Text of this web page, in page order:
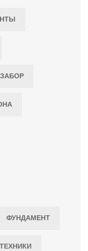
ЗАБОР
ФУНДАМЕНТ